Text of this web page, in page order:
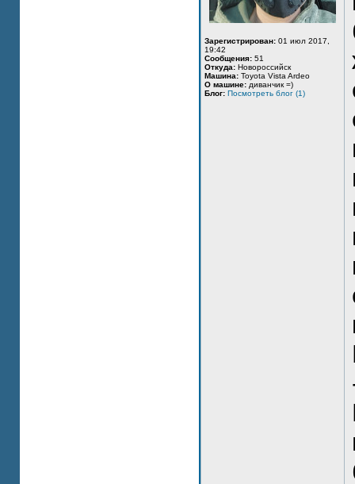
Зарегистрирован: 01 июл 2017,
19:42
Сообщения: 51
Откуда: Новороссийск
Машина: Toyota Vista Ardeo
О машине: диванчик =)
Блог: Посмотреть блог (1)